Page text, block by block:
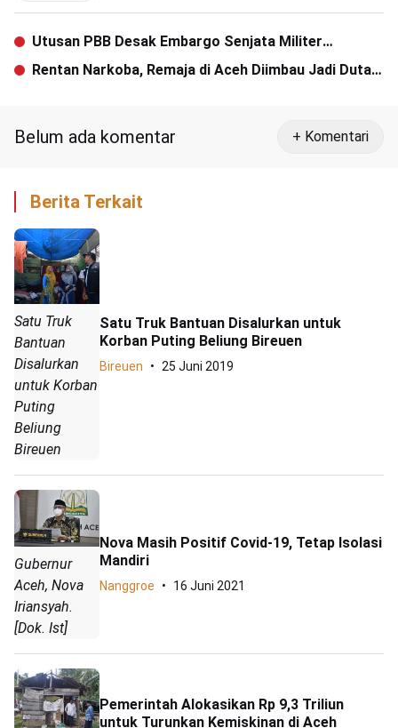
Utusan PBB Desak Embargo Senjata Militer
Myanmar
Rentan Narkoba, Remaja di Aceh Diimbau Jadi Duta
Belum ada komentar + Komentari
Berita Terkait
Satu Truk
Bantuan
Disalurkan
untuk Korban
Puting
Beliung
Bireuen
Satu Truk Bantuan Disalurkan untuk
Korban Puting Beliung Bireuen
Bireuen 25 Juni 2019
Gubernur
Aceh, Nova
Iriansyah.
[Dok. Ist]
Nova Masih Positif Covid-19, Tetap Isolasi
Mandiri
Nanggroe 16 Juni 2021
Pemerintah Alokasikan Rp 9,3 Triliun
untuk Turunkan Kemiskinan di Aceh